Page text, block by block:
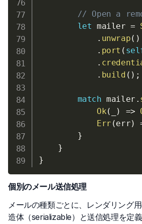
// Open a
let mailer =
. unwrap( )
. port (
.
. build ( ) ;
match mailer .
Ok( ) =>
Err (err)
}
}
}
個別のメール送信処理
メールの種類ごとに、レンダリング
造体（serializable）と送信処理を定義